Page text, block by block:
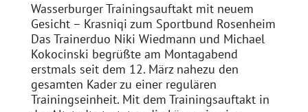
Wasserburger Trainingsauftakt mit neuem
Gesicht – Krasniqi zum Sportbund Rosenheim
Das Trainerduo Niki Wiedmann und Michael
Kokocinski begrüßte am Montagabend
erstmals seit dem 12. März nahezu den
gesamten Kader zu einer regulären
Trainingseinheit. Mit dem Trainingsauftakt in